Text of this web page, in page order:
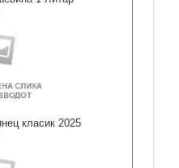
класик 2025